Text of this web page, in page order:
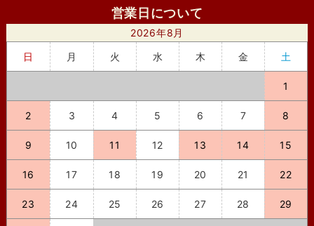
営業日について
2026年8月
日
月 火 水 木 金 土
1
2 3 4 5 6 7 8
9 10 11 12 13 14 15
16 17 18 19 20 21 22
23 24 25 26 27 28 29